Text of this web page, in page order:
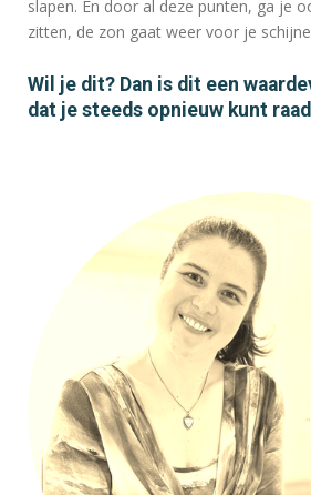
slapen. En door al deze punten, ga je
zitten, de zon gaat weer voor je
Wil je dit? Dan is dit een
dat je steeds opnieuw kunt